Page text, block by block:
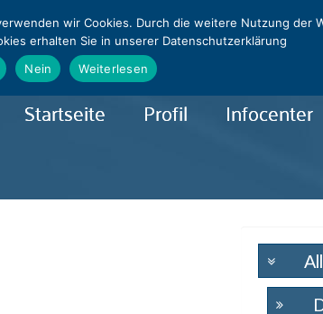
info@rapralat-potsdam.de
Startseite Profil Infocenter
wir Cookies. Durch die weitere Nutzung der
erhalten Sie in unserer Datenschutzerklärung
Nein Weiterlesen